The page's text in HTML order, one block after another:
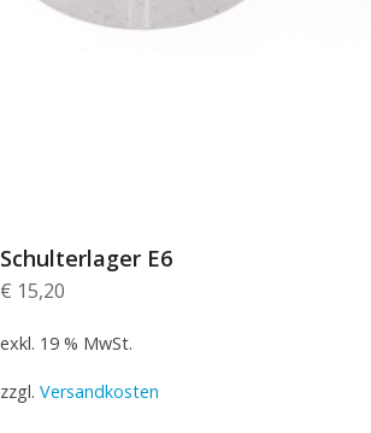
Schulterlager E6
€ 15,20
exkl. 19 % MwSt.
zzgl. Versandkosten